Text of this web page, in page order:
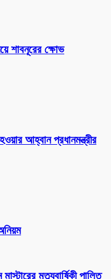
শাবনূরের ক্ষোভ
আহ্বান প্রধানমন্ত্রীর
মৃত্যুবার্ষিকী পালিত